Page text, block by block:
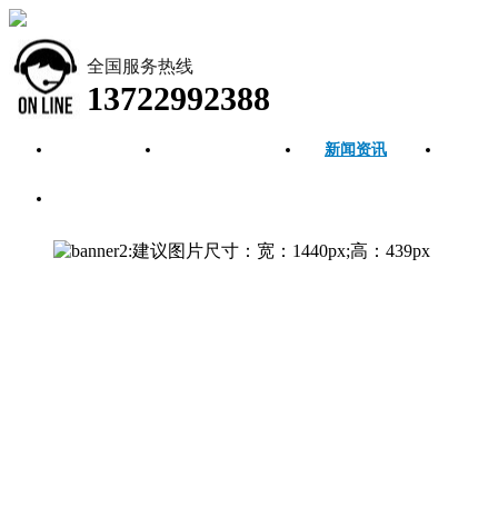
全国服务热线
13722992388
新闻资讯